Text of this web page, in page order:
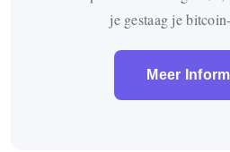
je gestaag je
Meer